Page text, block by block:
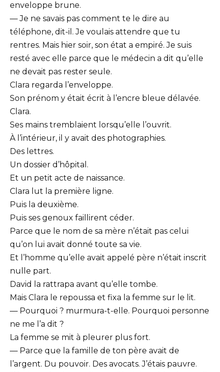
enveloppe brune.
— Je ne savais pas comment te le dire au
téléphone, dit-il. Je voulais attendre que tu
rentres. Mais hier soir, son état a empiré. Je suis
resté avec elle parce que le médecin a dit qu’elle
ne devait pas rester seule.
Clara regarda l’enveloppe.
Son prénom y était écrit à l’encre bleue délavée.
Clara.
Ses mains tremblaient lorsqu’elle l’ouvrit.
À l’intérieur, il y avait des photographies.
Des lettres.
Un dossier d’hôpital.
Et un petit acte de naissance.
Clara lut la première ligne.
Puis la deuxième.
Puis ses genoux faillirent céder.
Parce que le nom de sa mère n’était pas celui
qu’on lui avait donné toute sa vie.
Et l’homme qu’elle avait appelé père n’était inscrit
nulle part.
David la rattrapa avant qu’elle tombe.
Mais Clara le repoussa et fixa la femme sur le lit.
— Pourquoi ? murmura-t-elle. Pourquoi personne
ne me l’a dit ?
La femme se mit à pleurer plus fort.
— Parce que la famille de ton père avait de
l’argent. Du pouvoir. Des avocats. J’étais pauvre.